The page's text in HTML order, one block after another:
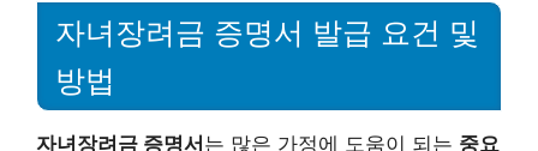
자녀장려금 증명서 발급 요건 및
방법
자녀장려금 증명서는 많은 가정에 도움이 되는 중요